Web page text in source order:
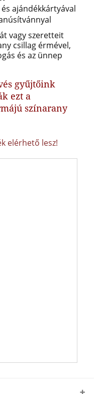
ajándékkártyával
vagy szeretteit
csillag érmével,
és az ünnep
gyűjtőink
ezt a
színarany
elérhető lesz!